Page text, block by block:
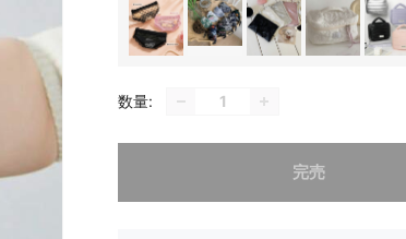
数量:
完売
申し訳ありませんが、この商品は完売しました。